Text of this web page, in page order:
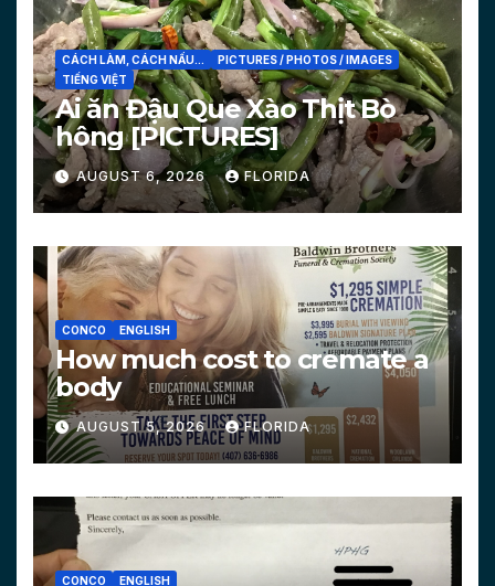
CÁCH LÀM, CÁCH NẤU...
PICTURES / PHOTOS / IMAGES
TIẾNG VIỆT
Ai ăn Đậu Que Xào Thịt Bò
hông [PICTURES]
AUGUST 6, 2026 FLORIDA
CONCO ENGLISH
How much cost to cremate a
body
AUGUST 5, 2026 FLORIDA
CONCO ENGLISH